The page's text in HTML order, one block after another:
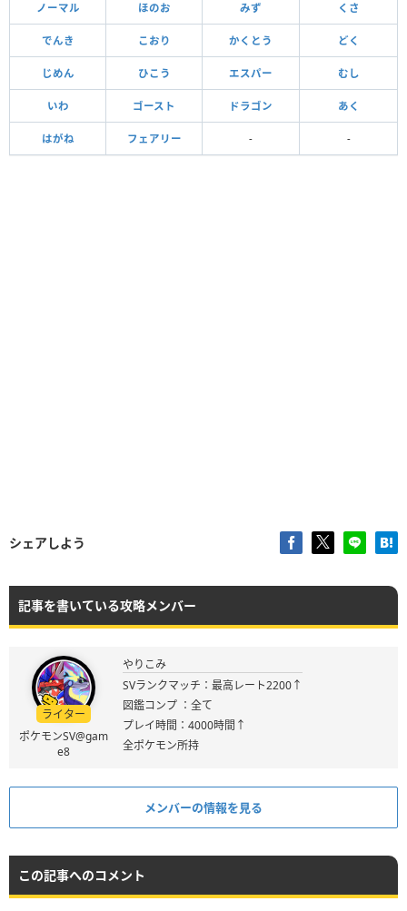
ノーマル ほのお みず くさ
でんき こおり かくとう どく
じめん ひこう エスパー むし
いわ ゴースト ドラゴン あく
はがね フェアリー - -
シェアしよう
記事を書いている攻略メンバー
ライター
ポケモンSV@gam
e8
やりこみ
SVランクマッチ：最高レート2200↑
図鑑コンプ ：全て
プレイ時間：4000時間↑
全ポケモン所持
メンバーの情報を見る
この記事へのコメント